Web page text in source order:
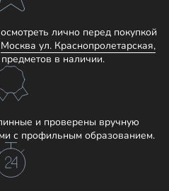
лично перед покупкой
Москва ул. Краснопролетарская,
в наличии.
и проверены вручную
с профильным образованием.